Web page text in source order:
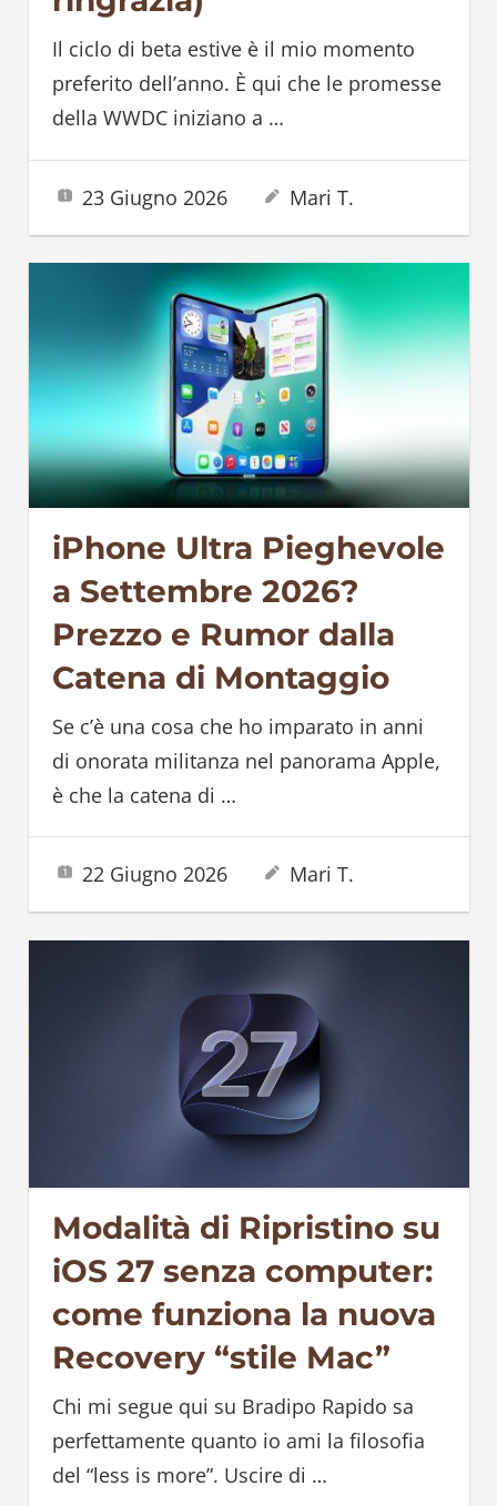
Il ciclo di beta estive è il mio momento
preferito dell’anno. È qui che le promesse
della WWDC iniziano a …
23 Giugno 2026 Mari T.
iPhone Ultra Pieghevole
a Settembre 2026?
Prezzo e Rumor dalla
Catena di Montaggio
Se c’è una cosa che ho imparato in anni
di onorata militanza nel panorama Apple,
è che la catena di …
22 Giugno 2026 Mari T.
Modalità di Ripristino su
iOS 27 senza computer:
come funziona la nuova
Recovery “stile Mac”
Chi mi segue qui su Bradipo Rapido sa
perfettamente quanto io ami la filosofia
del “less is more”. Uscire di …